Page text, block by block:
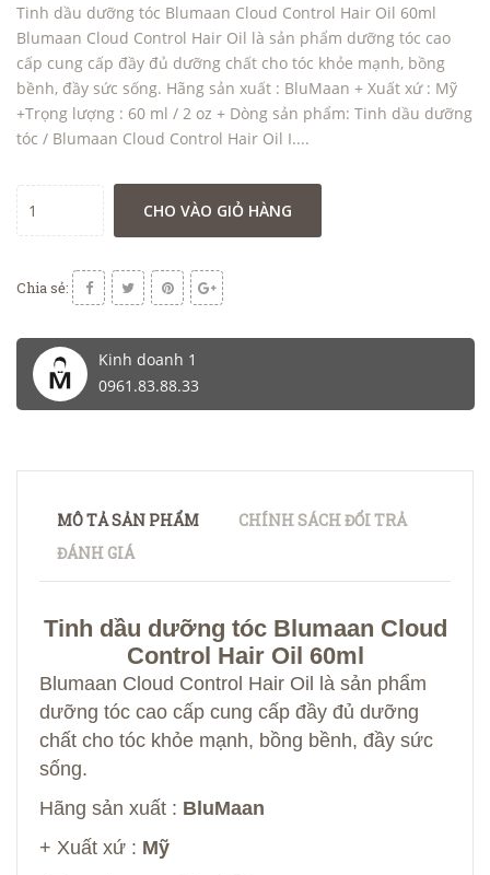
Tinh dầu dưỡng tóc Blumaan Cloud Control Hair Oil 60ml
Blumaan Cloud Control Hair Oil là sản phẩm dưỡng tóc cao
cấp cung cấp đầy đủ dưỡng chất cho tóc khỏe mạnh, bồng
bềnh, đầy sức sống. Hãng sản xuất : BluMaan + Xuất xứ : Mỹ
+Trọng lượng : 60 ml / 2 oz + Dòng sản phẩm: Tinh dầu dưỡng
tóc / Blumaan Cloud Control Hair Oil I....
CHO VÀO GIỎ HÀNG
Chia sẻ:
Kinh doanh 1
0961.83.88.33
MÔ TẢ SẢN PHẨM
CHÍNH SÁCH ĐỔI TRẢ
ĐÁNH GIÁ
Tinh dầu dưỡng tóc Blumaan Cloud
Control Hair Oil 60ml
Blumaan Cloud Control Hair Oil là sản phẩm
dưỡng tóc cao cấp cung cấp đầy đủ dưỡng
chất cho tóc khỏe mạnh, bồng bềnh, đầy sức
sống.
Hãng sản xuất : BluMaan
+ Xuất xứ : Mỹ